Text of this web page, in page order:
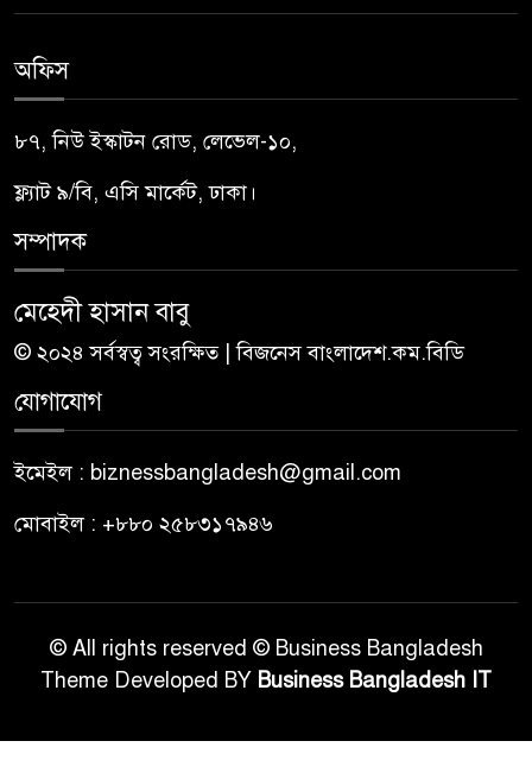
অফিস
৮৭, নিউ ইস্কাটন রোড, লেভেল-১০,
ফ্ল্যাট ৯/বি, এসি মার্কেট, ঢাকা।
সম্পাদক
মেহেদী হাসান বাবু
© ২০২৪ সর্বস্বত্ব সংরক্ষিত | বিজনেস বাংলাদেশ.কম.বিডি
যোগাযোগ
ইমেইল : biznessbangladesh@gmail.com
মোবাইল : +৮৮০ ২৫৮৩১৭৯৪৬
© All rights reserved © Business Bangladesh
Theme Developed BY Business Bangladesh IT